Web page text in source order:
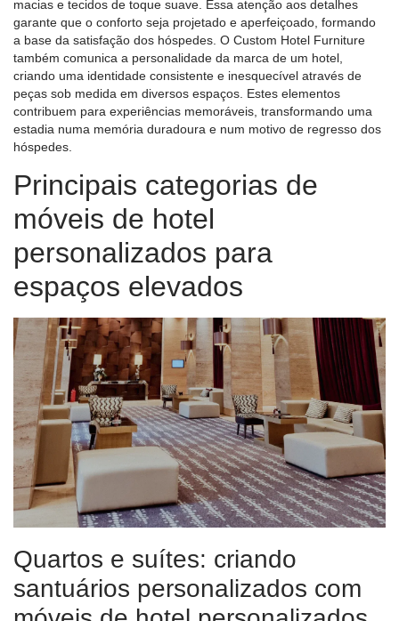
macias e tecidos de toque suave. Essa atenção aos detalhes
garante que o conforto seja projetado e aperfeiçoado, formando
a base da satisfação dos hóspedes. O Custom Hotel Furniture
também comunica a personalidade da marca de um hotel,
criando uma identidade consistente e inesquecível através de
peças sob medida em diversos espaços. Estes elementos
contribuem para experiências memoráveis, transformando uma
estadia numa memória duradoura e num motivo de regresso dos
hóspedes.
Principais categorias de
móveis de hotel
personalizados para
espaços elevados
Quartos e suítes: criando
santuários personalizados com